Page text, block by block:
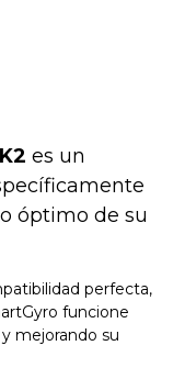
es un
óptimo de su
perfecta,
funcione
mejorando su